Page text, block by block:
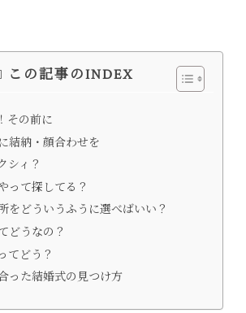
この記事のINDEX
その前に
結納・顔合わせを
シィ？
って探してる？
をどういうふうに選べばいい？
どうなの？
てどう？
った結婚式の見つけ方